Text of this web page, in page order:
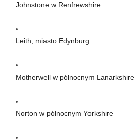
Johnstone w Renfrewshire
Leith, miasto Edynburg
Motherwell w północnym Lanarkshire
Norton w północnym Yorkshire